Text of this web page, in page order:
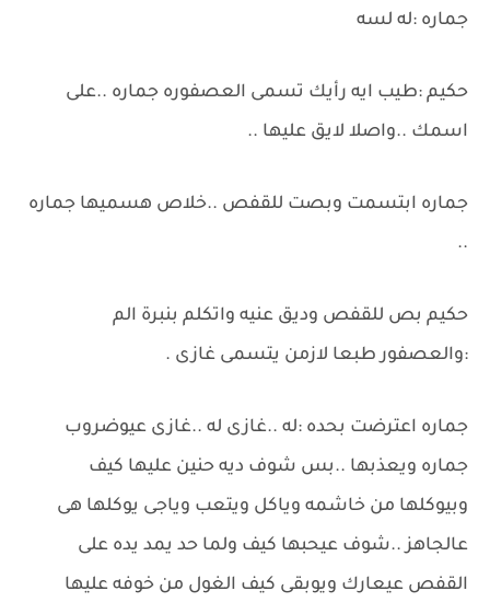
جماره :له لسه
حكيم :طيب ايه رأيك تسمى العصفوره جماره ..على
اسمك ..واصلا لايق عليها ..
جماره ابتسمت وبصت للقفص ..خلاص هسميها جماره
..
حكيم بص للقفص وديق عنيه واتكلم بنبرة الم
:والعصفور طبعا لازمن يتسمى غازى .
جماره اعترضت بحده :له ..غازى له ..غازى عيوضروب
جماره ويعذبها ..بس شوف ديه حنين عليها كيف
وبيوكلها من خاشمه وياكل ويتعب وياجى يوكلها هى
عالجاهز ..شوف عيحبها كيف ولما حد يمد يده على
القفص عيعارك ويوبقى كيف الغول من خوفه عليها